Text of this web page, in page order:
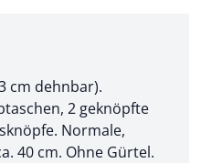
cm dehnbar).
2 geknöpfte
Normale,
40 cm. Ohne Gürtel.